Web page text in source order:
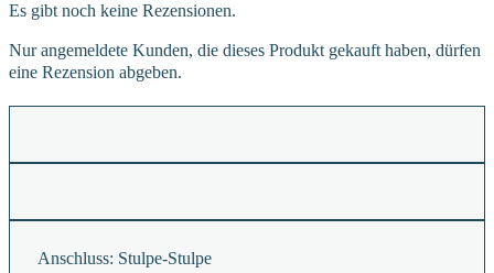
Es gibt noch keine Rezensionen.
Nur angemeldete Kunden, die dieses Produkt gekauft haben, dürfen
eine Rezension abgeben.
Anschluss: Stulpe-Stulpe